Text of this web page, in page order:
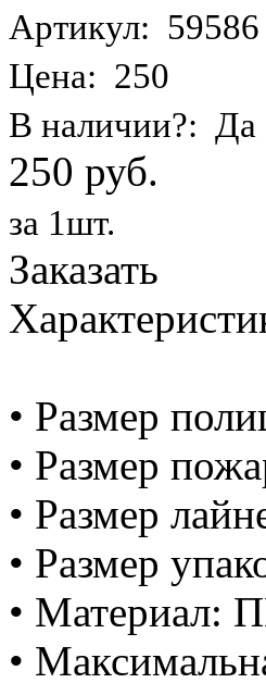
Артикул: 59586
Цена: 250
В наличии?: Да
250 руб.
за 1шт.
Заказать
• Размер
• Размер
• Размер
• Размер
• Материал:
•